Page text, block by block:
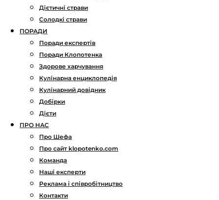
Дієтичні страви
Солодкі страви
ПОРАДИ
Поради експертів
Поради Клопотенка
Здорове харчування
Кулінарна енциклопедія
Кулінарний довідник
Добірки
Дієти
ПРО НАС
Про Шефа
Про сайт klopotenko.com
Команда
Наші експерти
Реклама і співробітництво
Контакти